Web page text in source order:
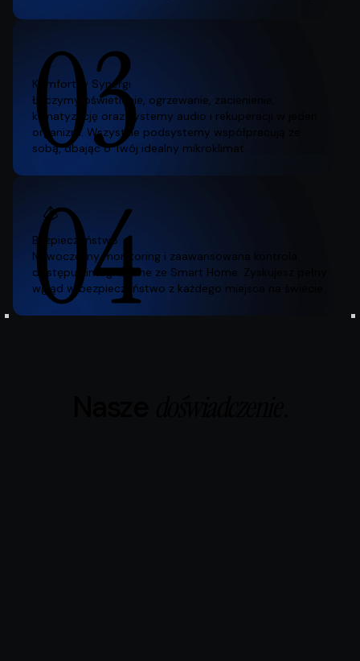
Komfort w Synergi
Łączymy oświetlenie, ogrzewanie, zacienienie,
klimatyzację oraz systemy audio i rekuperacji w jeden
organizm. Wszystkie podsystemy współpracują ze
sobą, dbając o Twój idealny mikroklimat.
03
Bezpieczeństwo
Nowoczesny monitoring i zaawansowana kontrola
dostępu zintegrowane ze Smart Home. Zyskujesz pełny
wgląd w bezpieczeństwo z każdego miejsca na świecie.
04